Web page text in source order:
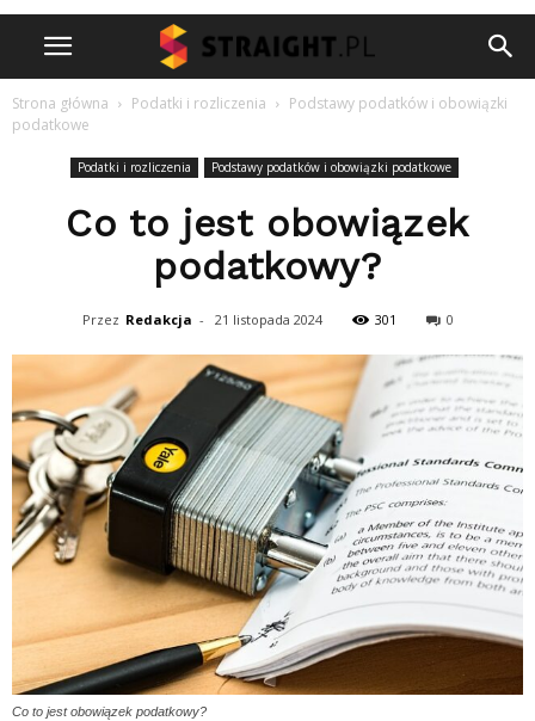
Strona główna Podatki i rozliczenia
Podstawy podatków i obowiązki
podatkowe
Podatki i rozliczenia Podstawy podatków i obowiązki podatkowe
Co to jest obowiązek
podatkowy?
Przez Redakcja - 21 listopada 2024 301 0
Co to jest obowiązek podatkowy?